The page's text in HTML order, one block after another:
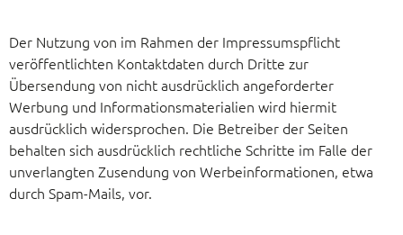
Der Nutzung von im Rahmen der Impressumspflicht
veröffentlichten Kontaktdaten durch Dritte zur
Übersendung von nicht ausdrücklich angeforderter
Werbung und Informationsmaterialien wird hiermit
ausdrücklich widersprochen. Die Betreiber der Seiten
behalten sich ausdrücklich rechtliche Schritte im Falle der
unverlangten Zusendung von Werbeinformationen, etwa
durch Spam-Mails, vor.